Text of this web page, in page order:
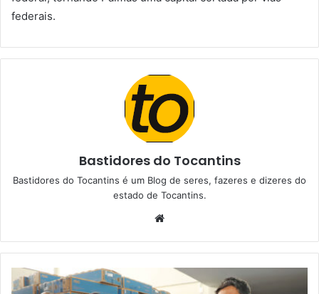
federais.
Bastidores do Tocantins
Bastidores do Tocantins é um Blog de seres, fazeres e dizeres do
estado de Tocantins.
b
i